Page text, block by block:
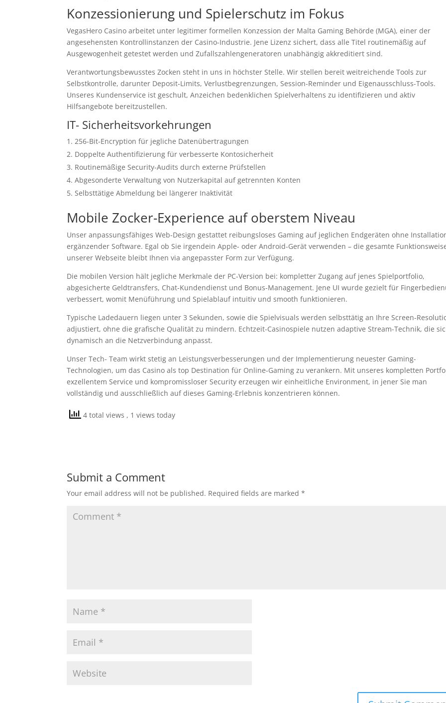
Konzessionierung und Spielerschutz im Fokus
VegasHero Casino arbeitet unter legitimer formellen Konzession der Malta Gaming Behörde (MGA), einer der
angesehensten Kontrollinstanzen der Casino-Industrie. Jene Lizenz sichert, dass alle Titel routinemäßig auf
Ausgewogenheit getestet werden und Zufallszahlengeneratoren unabhängig akkreditiert sind.
Verantwortungsbewusstes Zocken steht in uns in höchster Stelle. Wir stellen bereit weitreichende Tools zur
Selbstkontrolle, darunter Deposit-Limits, Verlustbegrenzungen, Session-Reminder und Eigenausschluss-Tools.
Unseres Kundenservice ist geschult, Anzeichen bedenklichen Spielverhaltens zu identifizieren und aktiv
Hilfsangebote bereitzustellen.
IT- Sicherheitsvorkehrungen
256-Bit-Encryption für jegliche Datenübertragungen
Doppelte Authentifizierung für verbesserte Kontosicherheit
Routinemäßige Security-Audits durch externe Prüfstellen
Abgesonderte Verwaltung von Nutzerkapital auf getrennten Konten
Selbsttätige Abmeldung bei längerer Inaktivität
Mobile Zocker-Experience auf oberstem Niveau
Unser anpassungsfähiges Web-Design gestattet reibungsloses Gaming auf jeglichen Endgeräten ohne
ergänzender Software. Egal ob Sie irgendein Apple- oder Android-Gerät verwenden – die gesamte
unserer Webseite bleibt Ihnen via angepasster Form zur Verfügung.
Die mobilen Version hält jegliche Merkmale der PC-Version bei: kompletter Zugang auf jenes Spielportfolio,
abgesicherte Geldtransfers, Chat-Kundendienst und Bonus-Management. Jene UI wurde gezielt für
verbessert, womit Menüführung und Spielablauf intuitiv und smooth funktionieren.
Typische Ladedauern liegen unter 3 Sekunden, sowie die Spielvisuals werden selbsttätig an Ihre Screen-
adjustiert, ohne die grafische Qualität zu mindern. Echtzeit-Casinospiele nutzen adaptive Stream-Technik, die
dynamisch an die Netzverbindung anpasst.
Unser Tech- Team wirkt stetig an Leistungsverbesserungen und der Implementierung neuester Gaming-
Technologien, um das Casino als top Destination für Online-Gaming zu verankern. Mit unseres kompletten
exzellentem Service und kompromissloser Security erzeugen wir einheitliche Environment, in jener Sie man
vollständig und ausschließlich auf dieses Gaming-Erlebnis konzentrieren können.
4 total views , 1 views today
Submit a Comment
Your email address will not be published. Required fields are marked*